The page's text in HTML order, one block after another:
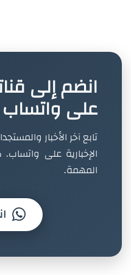
انضم إلى
على واتساب
تابع آخر الأخبار
الإخبارية على
المهمة.